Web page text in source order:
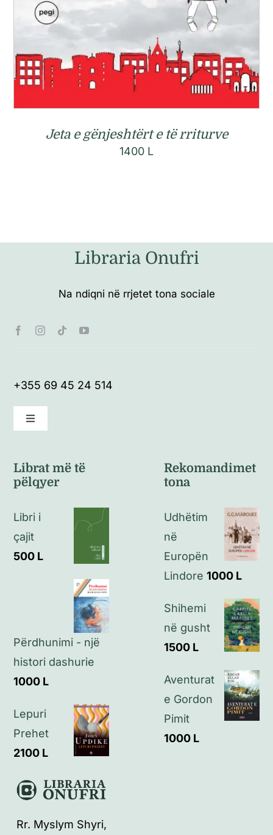
Jeta e gënjeshtërt e të rriturve
1400 L
Libraria Onufri
Na ndiqni në rrjetet tona sociale
+355 69 45 24 514
Toggle
Politikat e kthimeve
Politikat e privatësisë
Kontakt
Librat më të
pëlqyer
Libri i
çajit
500 L
Përdhunimi - një
histori dashurie
1000 L
Lepuri
Prehet
2100 L
Rekomandimet
tona
Udhëtim
në
Europën
Lindore 1000 L
Shihemi
në gusht
1500 L
Aventurat
e Gordon
Pimit
1000 L
Rr. Myslym Shyri,